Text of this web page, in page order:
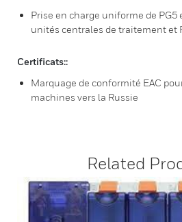
Prise en charge uniforme de PG5
unités centrales de traitement et
Certificats::
Marquage de conformité EAC
machines vers la Russie
Related